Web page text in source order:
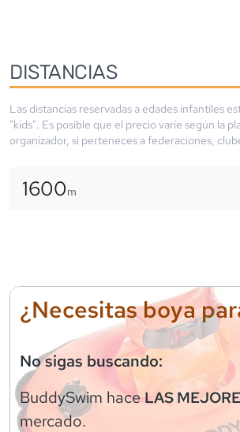
DISTANCIAS
Las distancias reservadas a edades infantiles
"kids". Es posible que el precio varíe según la
organizador, si perteneces a federaciones,
1600m
¿Necesitas boya
No sigas buscando:
BuddySwim haceLAS
mercado.